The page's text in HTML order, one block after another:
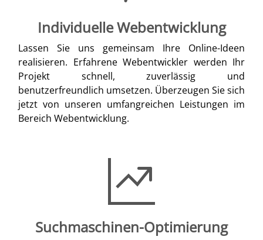
Individuelle Webentwicklung
Lassen Sie uns gemeinsam Ihre Online-Ideen
realisieren. Erfahrene Webentwickler werden Ihr
Projekt schnell, zuverlässig und
benutzerfreundlich umsetzen. Überzeugen Sie sich
jetzt von unseren umfangreichen Leistungen im
Bereich Webentwicklung.
Suchmaschinen-Optimierung